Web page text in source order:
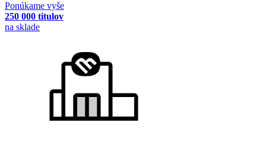
Ponúkame vyše
250 000 titulov
na sklade